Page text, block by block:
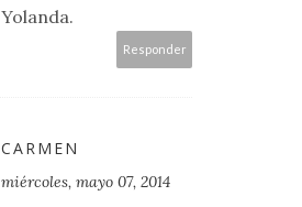
Yolanda.
Responder
CARMEN
miércoles, mayo 07, 2014